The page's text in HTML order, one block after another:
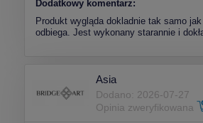
Dodatkowy komentarz:
Produkt wygląda dokladnie tak samo
odbiega. Jest wykonany starannie i
Asia
Dodano: 2026-07-27
Opinia zweryfikowana